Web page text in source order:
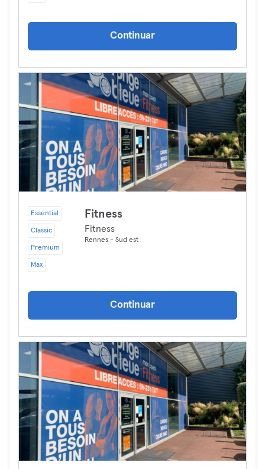
Continuar
Essential
Classic
Premium
Max
Fitness
Fitness
Rennes - Sud est
Continuar